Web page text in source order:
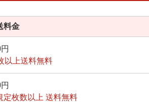
料金
以上送料無料
枚数以上 送料無料